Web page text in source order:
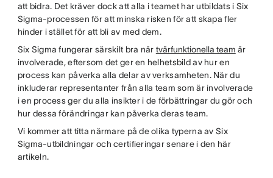
att bidra. Det kräver dock att alla i teamet har utbildats i Six
Sigma-processen för att minska risken för att skapa fler
hinder i stället för att bli av med dem.
Six Sigma fungerar särskilt bra när tvärfunktionella team är
involverade, eftersom det ger en helhetsbild av hur en
process kan påverka alla delar av verksamheten. När du
inkluderar representanter från alla team som är involverade
i en process ger du alla insikter i de förbättringar du gör och
hur dessa förändringar kan påverka deras team.
Vi kommer att titta närmare på de olika typerna av Six
Sigma-utbildningar och certifieringar senare i den här
artikeln.